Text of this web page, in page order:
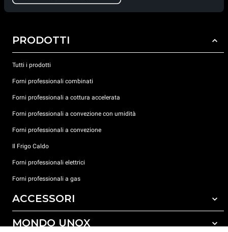
PRODOTTI
Tutti i prodotti
Forni professionali combinati
Forni professionali a cottura accelerata
Forni professionali a convezione con umidità
Forni professionali a convezione
Il Frigo Caldo
Forni professionali elettrici
Forni professionali a gas
ACCESSORI
Tutti gli accessori
MONDO UNOX